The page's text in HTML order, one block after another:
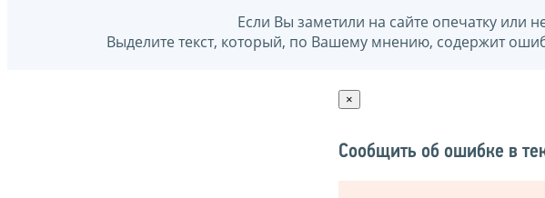
Если Вы заметили на сайте опечатку или
Выделите текст, который, по Вашему мнению, содержит
×
Сообщить об ошибке в